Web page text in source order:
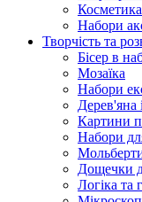
Набори
Творчість та
Бісер в
Мозаїка
Набори
Дерев'яна
Картини
Набори
Дощечки
Логіка та